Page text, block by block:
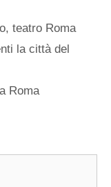
,teatro Roma
la città del
Roma